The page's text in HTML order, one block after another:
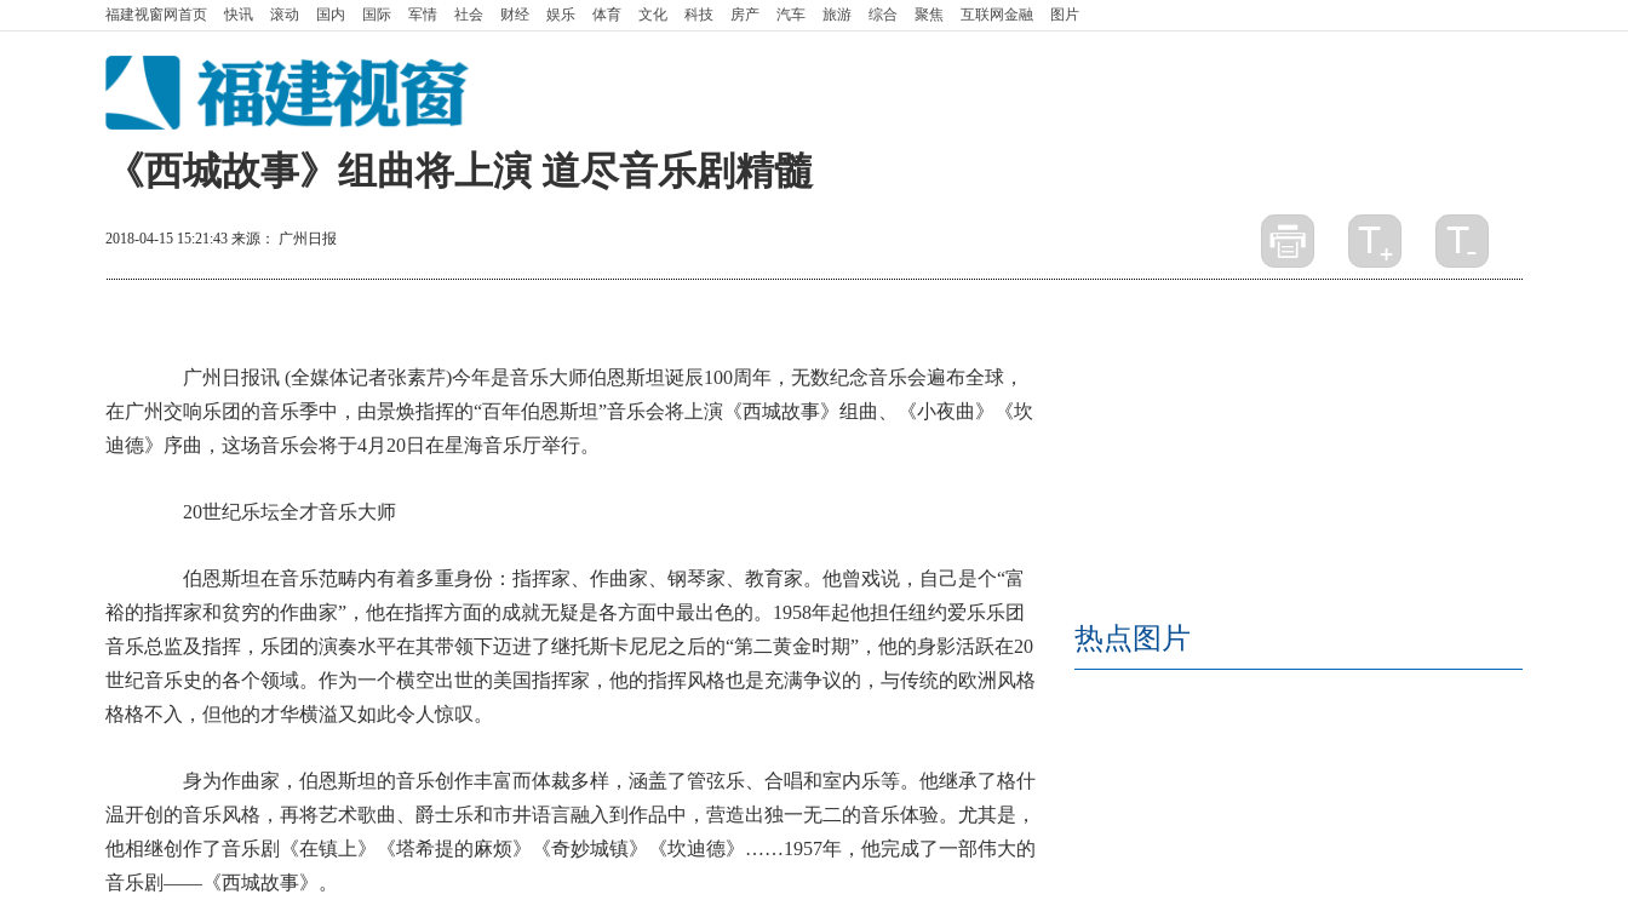
福建视窗网首页 快讯 滚动 国内 国际 军情 社会 财经 娱乐 体育 文化 科技 房产 汽车 旅游 综合 聚焦 互联网金融 图片
《西城故事》组曲将上演 道尽音乐剧精髓
2018-04-15 15:21:43 来源： 广州日报
广州日报讯 (全媒体记者张素芹)今年是音乐大师伯恩斯坦诞辰100周年，无数纪念音乐会遍布全球，
在广州交响乐团的音乐季中，由景焕指挥的“百年伯恩斯坦”音乐会将上演《西城故事》组曲、《小夜曲》《坎
迪德》序曲，这场音乐会将于4月20日在星海音乐厅举行。
20世纪乐坛全才音乐大师
伯恩斯坦在音乐范畴内有着多重身份：指挥家、作曲家、钢琴家、教育家。他曾戏说，自己是个“富
裕的指挥家和贫穷的作曲家”，他在指挥方面的成就无疑是各方面中最出色的。1958年起他担任纽约爱乐乐团
音乐总监及指挥，乐团的演奏水平在其带领下迈进了继托斯卡尼尼之后的“第二黄金时期”，他的身影活跃在20
世纪音乐史的各个领域。作为一个横空出世的美国指挥家，他的指挥风格也是充满争议的，与传统的欧洲风格
格格不入，但他的才华横溢又如此令人惊叹。
身为作曲家，伯恩斯坦的音乐创作丰富而体裁多样，涵盖了管弦乐、合唱和室内乐等。他继承了格什
温开创的音乐风格，再将艺术歌曲、爵士乐和市井语言融入到作品中，营造出独一无二的音乐体验。尤其是，
他相继创作了音乐剧《在镇上》《塔希提的麻烦》《奇妙城镇》《坎迪德》……1957年，他完成了一部伟大的
音乐剧——《西城故事》。
热点图片